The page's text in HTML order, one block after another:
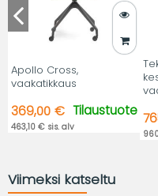
Apollo Cross,
vaakatikkaus
369,00 €
463,10 € sis. alv
Tilaustuote
Viimeksi katseltu